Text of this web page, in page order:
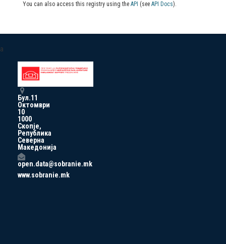
You can also access this registry using the API (see API Docs).
a
Бул.11
Октомври
10
1000
Скопје,
Република
Северна
Македонија
open.data@sobranie.mk
www.sobranie.mk